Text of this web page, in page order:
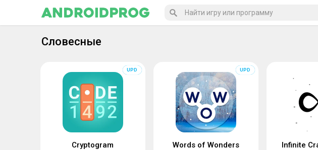
Словесные
Cryptogram Words of Wonders Infinite